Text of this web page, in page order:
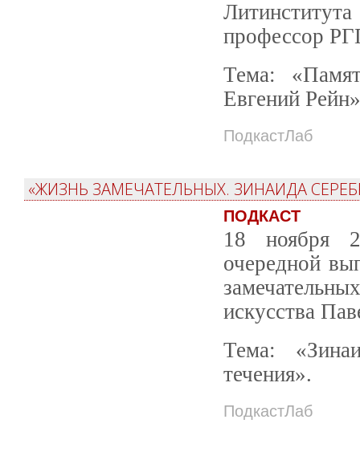
профессор
Тема:
Евгений
ПодкастЛаб
«ЖИЗНЬ ЗАМЕЧАТЕЛЬНЫХ. ЗИНАИДА
ПОДКАСТ
18 ноября
очередной
искусства
Тема:
течения».
ПодкастЛаб